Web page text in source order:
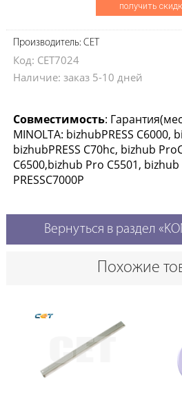
получить
Производитель: CET
Код: CET7024
Наличие: заказ 5-10 дней
Совместимость:
MINOLTA: bizhubPRESS C6000,
bizhubPRESS C70hc, bizhub
C6500,bizhub Pro C5501,
PRESSC7000P
Вернуться в раздел
Похожие